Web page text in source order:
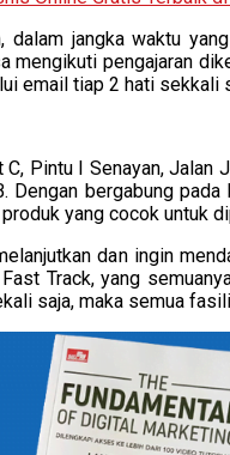
jangka waktu
mengikuti pengajaran
email tiap 2 hati
Pintu I Senayan,
bergabung
yang cocok untuk
dan ingin
Track, yang
saja, maka semua